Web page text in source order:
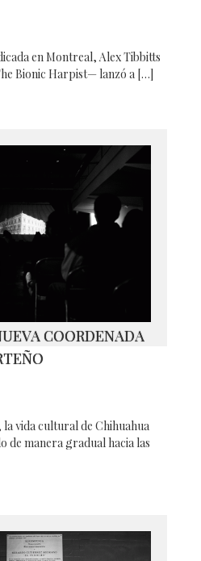
en Montreal, Alex Tibbitts
Bionic Harpist— lanzó a […]
COORDENADA
vida cultural de Chihuahua
de manera gradual hacia las